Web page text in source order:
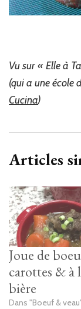
Vu sur « Elle à
(qui a une école
Cucina)
Articles
Joue de
carottes & à
bière
Dans "Boeuf &